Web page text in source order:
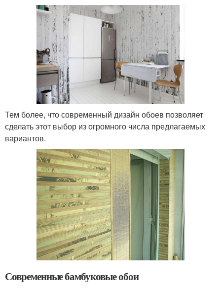
Тем более, что современный дизайн обоев позволяет
сделать этот выбор из огромного числа предлагаемых
вариантов.
Современные бамбуковые обои